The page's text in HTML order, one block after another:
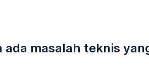
ada masalah teknis